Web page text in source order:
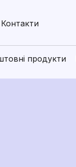
Контакти
продукти